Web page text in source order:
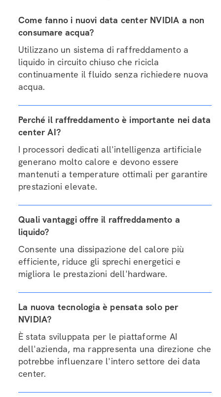
Come fanno i nuovi data center NVIDIA a non
consumare acqua?
Utilizzano un sistema di raffreddamento a
liquido in circuito chiuso che ricicla
continuamente il fluido senza richiedere nuova
acqua.
Perché il raffreddamento è importante nei data
center AI?
I processori dedicati all'intelligenza artificiale
generano molto calore e devono essere
mantenuti a temperature ottimali per garantire
prestazioni elevate.
Quali vantaggi offre il raffreddamento a
liquido?
Consente una dissipazione del calore più
efficiente, riduce gli sprechi energetici e
migliora le prestazioni dell'hardware.
La nuova tecnologia è pensata solo per
NVIDIA?
È stata sviluppata per le piattaforme AI
dell'azienda, ma rappresenta una direzione che
potrebbe influenzare l'intero settore dei data
center.